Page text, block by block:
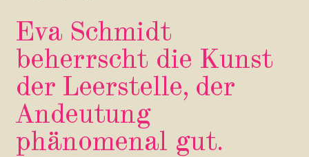
Eva Schmidt
beherrscht die Kunst
der Leerstelle, der
Andeutung
phänomenal gut.